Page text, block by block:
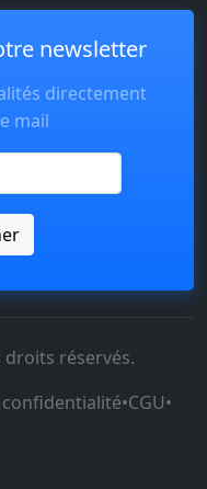
newsletter
directement
mail
droits réservés.
•CGU•